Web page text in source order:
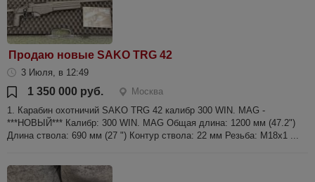
Продаю новые SAKO TRG 42
3 Июля, в 12:49
1 350 000 руб.
Москва
1. Карабин охотничий SAKO TRG 42 калибр 300 WIN. MAG -
***НОВЫЙ*** Калибр: 300 WIN. MAG Общая длина: 1200 мм (47.2")
Длина ствола: 690 мм (27 ") Контур ствола: 22 мм Резьба: М18х1 ...